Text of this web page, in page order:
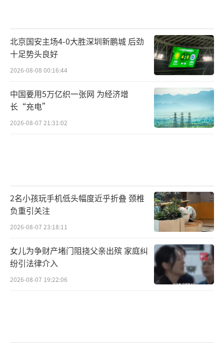
北京国安主场4-0大胜深圳新鹏城 后劲
十足势头良好
2026-08-08 00:16:44
中国要用5万亿织一张网 为经济增
长“充电”
2026-08-07 21:31:02
2名小孩玩手机低头幅度近乎折叠 颈椎
负重引关注
2026-08-07 23:18:11
女儿为争财产堵门阻挠父亲出殡 家庭纠
纷引法律介入
2026-08-07 19:22:06